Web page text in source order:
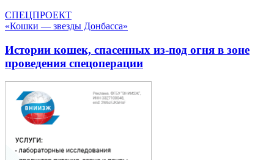
СПЕЦПРОЕКТ
«Кошки — звезды Донбасса»
Истории кошек, спасенных из-под огня в зоне
проведения спецоперации